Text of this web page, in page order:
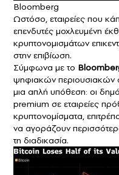
Bloomberg
Ωστόσο, εταιρείες που
επενδυτές μοχλευμένη
κρυπτονομισμάτων
στην επιβίωση.
Σύμφωνα με το
ψηφιακών περιουσιακών
μια απλή υπόθεση: οι
premium σε εταιρείες
κρυπτονομίσματα,
να αγοράζουν
τη διαδικασία.